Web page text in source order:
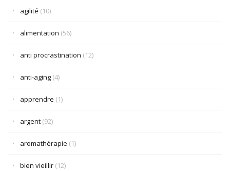
agilité (10)
alimentation (56)
anti procrastination (12)
anti-aging (4)
apprendre (1)
argent (92)
aromathérapie (1)
bien vieillir (12)